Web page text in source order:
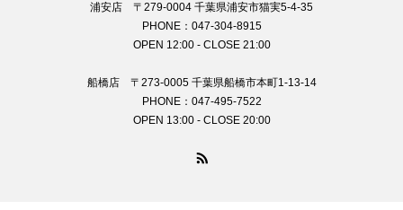
浦安店 〒279-0004 千葉県浦安市猫実5-4-35
PHONE：047-304-8915
OPEN 12:00 - CLOSE 21:00
船橋店 〒273-0005 千葉県船橋市本町1-13-14
PHONE：047-495-7522
OPEN 13:00 - CLOSE 20:00